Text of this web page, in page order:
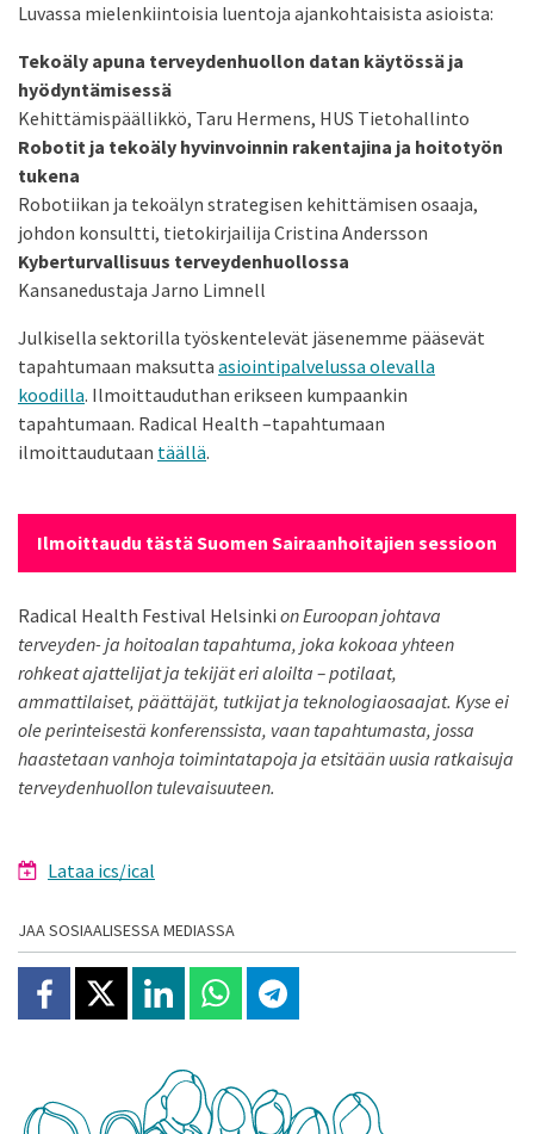
Luvassa mielenkiintoisia luentoja ajankohtaisista asioista:
Tekoäly apuna terveydenhuollon datan käytössä ja
hyödyntämisessä
Kehittämispäällikkö, Taru Hermens, HUS Tietohallinto
Robotit ja tekoäly hyvinvoinnin rakentajina ja hoitotyön
tukena
Robotiikan ja tekoälyn strategisen kehittämisen osaaja,
johdon konsultti, tietokirjailija Cristina Andersson
Kyberturvallisuus terveydenhuollossa
Kansanedustaja Jarno Limnell
Julkisella sektorilla työskentelevät jäsenemme pääsevät
tapahtumaan maksutta asiointipalvelussa olevalla
koodilla. Ilmoittauduthan erikseen kumpaankin
tapahtumaan. Radical Health –tapahtumaan
ilmoittaudutaan täällä.
Ilmoittaudu tästä Suomen Sairaanhoitajien sessioon
Radical Health Festival Helsinki on Euroopan johtava
terveyden- ja hoitoalan tapahtuma, joka kokoaa yhteen
rohkeat ajattelijat ja tekijät eri aloilta – potilaat,
ammattilaiset, päättäjät, tutkijat ja teknologiaosaajat. Kyse ei
ole perinteisestä konferenssista, vaan tapahtumasta, jossa
haastetaan vanhoja toimintatapoja ja etsitään uusia ratkaisuja
terveydenhuollon tulevaisuuteen.
Lataa ics/ical
JAA SOSIAALISESSA MEDIASSA
Jaa Facebookissa
Jaa X:ssäJaa Linkedinissä
Jaa Whatsappissa
Jaa Telegramissa